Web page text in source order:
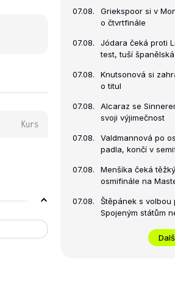
Kurs
07.08.
Griekspoor si v
o čtvrtfinále
07.08.
Jódara čeká proti
test, tuší
07.08.
Knutsonová si
o titul
07.08.
Alcaraz se
svoji výjimečnost
07.08.
Valdmannová po
padla, končí v
07.08.
Menšíka čeká
osmifinále na
07.08.
Štěpánek s volbou
Spojeným státům